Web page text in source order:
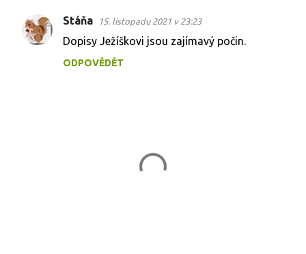
K
Stáňa 15. listopadu 2021 v 23:23
Dopisy Ježíškovi jsou zajímavý počin.
ODPOVĚDĚT